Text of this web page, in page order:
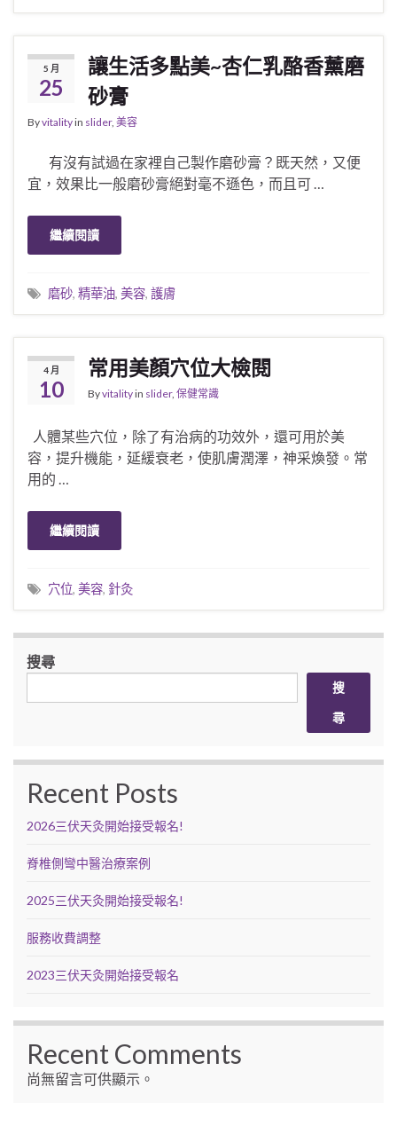
5 月
25
讓生活多點美~杏仁乳酪香薰磨
砂膏
Byvitalityin slider, 美容
有沒有試過在家裡自己製作磨砂膏？既天然，又便
宜，效果比一般磨砂膏絕對毫不遜色，而且可 …
繼續閱讀
磨砂, 精華油, 美容, 護膚
4 月
10
常用美顏穴位大檢閱
Byvitalityin slider, 保健常識
人體某些穴位，除了有治病的功效外，還可用於美
容，提升機能，延緩衰老，使肌膚潤澤，神采煥發。常
用的 …
繼續閱讀
穴位, 美容, 針灸
搜尋
搜
尋
Recent Posts
2026三伏天灸開始接受報名!
脊椎側彎中醫治療案例
2025三伏天灸開始接受報名!
服務收費調整
2023三伏天灸開始接受報名
Recent Comments
尚無留言可供顯示。